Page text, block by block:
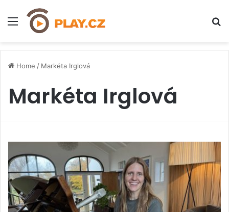
Menu
Home / Markéta Irglová
Markéta Irglová